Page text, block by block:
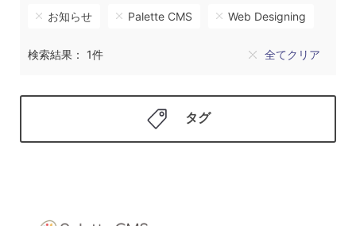
お知らせ Palette CMS Web Designing
検索結果： 1件 全てクリア
タグ